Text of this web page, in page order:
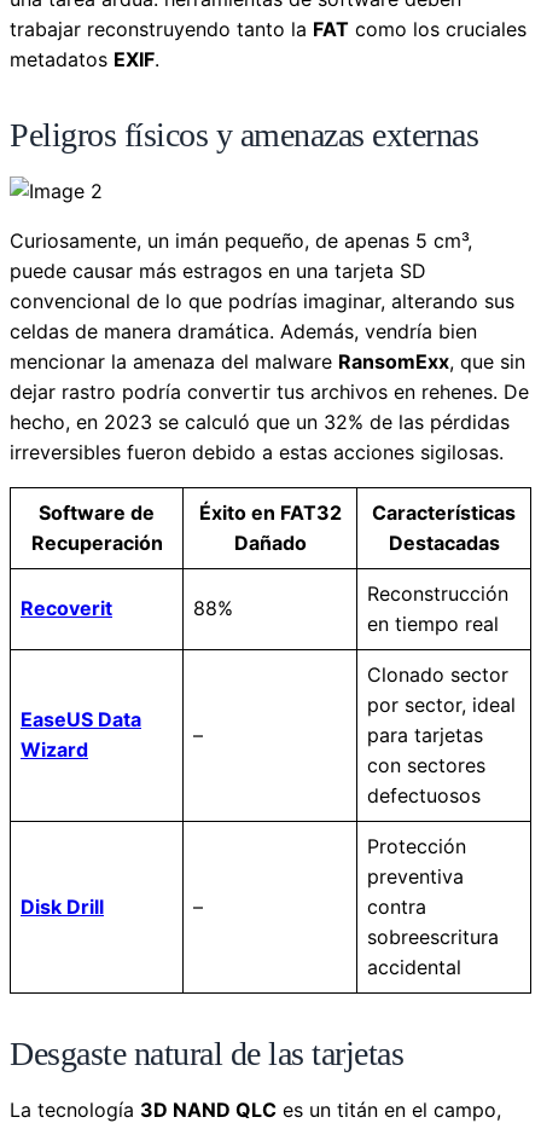
trabajar reconstruyendo tanto la FAT como los cruciales
metadatos EXIF.
Peligros físicos y amenazas externas
Curiosamente, un imán pequeño, de apenas 5 cm³,
puede causar más estragos en una tarjeta SD
convencional de lo que podrías imaginar, alterando sus
celdas de manera dramática. Además, vendría bien
mencionar la amenaza del malware RansomExx, que sin
dejar rastro podría convertir tus archivos en rehenes. De
hecho, en 2023 se calculó que un 32% de las pérdidas
irreversibles fueron debido a estas acciones sigilosas.
Software de
Recuperación
Éxito en FAT32
Dañado
Características
Destacadas
Recoverit 88%
Reconstrucción
en tiempo real
EaseUS Data
Wizard
–
Clonado sector
por sector, ideal
para tarjetas
con sectores
defectuosos
Disk Drill –
Protección
preventiva
contra
sobreescritura
accidental
Desgaste natural de las tarjetas
La tecnología 3D NAND QLC es un titán en el campo,